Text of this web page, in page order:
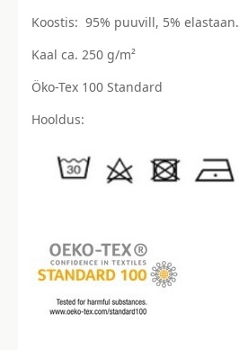
Koostis: 95% puuvill, 5% elastaan.
Kaal ca. 250 g/m²
Öko-Tex 100 Standard
Hooldus: